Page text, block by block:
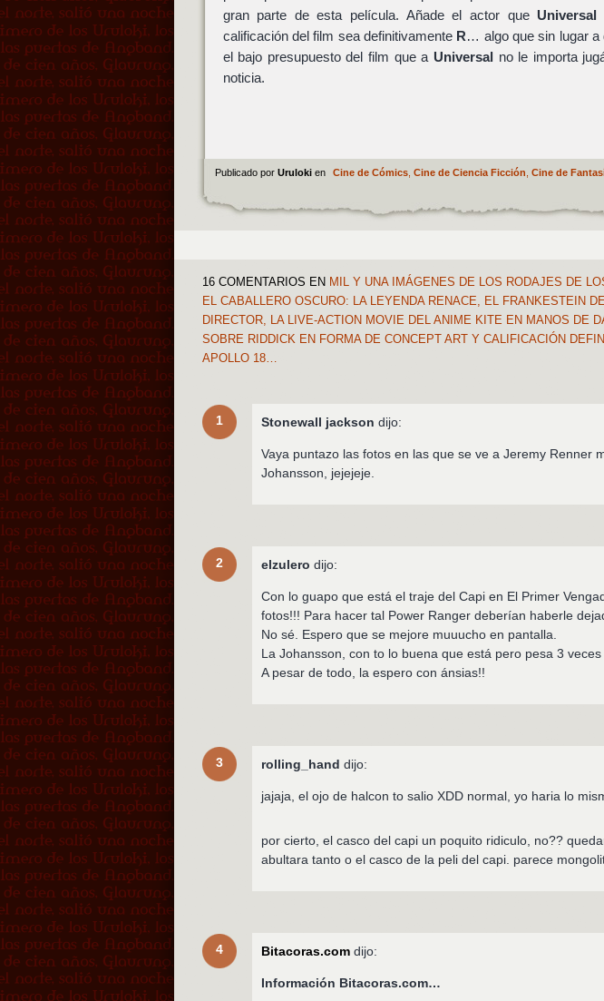
gran parte de esta película. Añade el actor que Universal
calificación del film sea definitivamente R… algo que sin lugar a
el bajo presupuesto del film que a Universal no le importa
noticia.
Publicado por Uruloki en Cine de Cómics, Cine de Ciencia Ficción Cine de
16 COMENTARIOS EN MIL Y UNA IMÁGENES DE LOS RODAJES DE
EL CABALLERO OSCURO: LA LEYENDA RENACE, EL FRANKESTEIN
DIRECTOR, LA LIVE-ACTION MOVIE DEL ANIME KITE EN MANOS DE
SOBRE RIDDICK EN FORMA DE CONCEPT ART Y CALIFICACIÓN
APOLLO 18…
1 Stonewall jackson dijo:
Vaya puntazo las fotos en las que se ve a Jeremy Renner
Johansson, jejejeje.
2 elzulero dijo:
Con lo guapo que está el traje del Capi en El Primer
fotos!!! Para hacer tal Power Ranger deberían haberle
No sé. Espero que se mejore muuucho en pantalla.
La Johansson, con to lo buena que está pero pesa 3
A pesar de todo, la espero con ánsias!!
3 rolling_hand dijo:
jajaja, el ojo de halcon to salio XDD normal, yo haria lo
por cierto, el casco del capi un poquito ridiculo, no??
abultara tanto o el casco de la peli del capi. parece
4 Bitacoras.com dijo:
Información Bitacoras.com…